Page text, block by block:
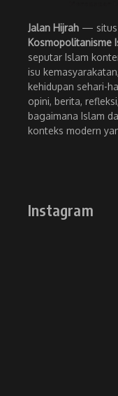
Jalan Hijrah — situs
Kosmopolitanisme
seputar Islam
isu
kehidupan sehari-
opini, berita,
bagaimana Islam
konteks modern
Instagram